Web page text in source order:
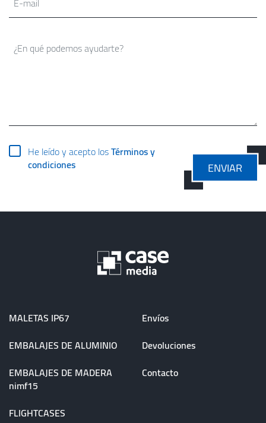
He leído y acepto losTérminos y
condiciones ENVIAR
MALETAS IP67
EMBALAJES DE ALUMINIO
EMBALAJES DE MADERA
nimf15
FLIGHTCASES
Envíos
Devoluciones
Contacto